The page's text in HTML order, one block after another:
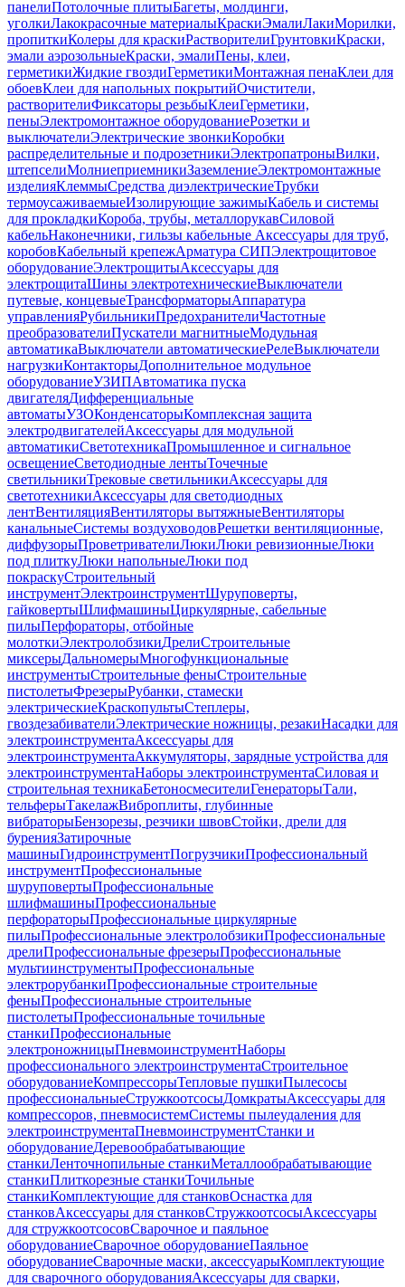
панелиПотолочные плитыБагеты, молдинги,
уголкиЛакокрасочные материалыКраскиЭмалиЛакиМорилки,
пропиткиКолеры для краскиРастворителиГрунтовкиКраски,
эмали аэрозольныеКраски, эмалиПены, клеи,
герметикиЖидкие гвоздиГерметикиМонтажная пенаКлеи для
обоевКлеи для напольных покрытийОчистители,
растворителиФиксаторы резьбыКлеиГерметики,
пеныЭлектромонтажное оборудованиеРозетки и
выключателиЭлектрические звонкиКоробки
распределительные и подрозетникиЭлектропатроныВилки,
штепселиМолниеприемникиЗаземлениеЭлектромонтажные
изделияКлеммыСредства диэлектрическиеТрубки
термоусаживаемыеИзолирующие зажимыКабель и системы
для прокладкиКороба, трубы, металлорукавСиловой
кабельНаконечники, гильзы кабельные Аксессуары для труб,
коробовКабельный крепежАрматура СИПЭлектрощитовое
оборудованиеЭлектрощитыАксессуары для
электрощитаШины электротехническиеВыключатели
путевые, концевыеТрансформаторыАппаратура
управленияРубильникиПредохранителиЧастотные
преобразователиПускатели магнитныеМодульная
автоматикаВыключатели автоматическиеРелеВыключатели
нагрузкиКонтакторыДополнительное модульное
оборудованиеУЗИПАвтоматика пуска
двигателяДифференциальные
автоматыУЗОКонденсаторыКомплексная защита
электродвигателейАксессуары для модульной
автоматикиСветотехникаПромышленное и сигнальное
освещениеСветодиодные лентыТочечные
светильникиТрековые светильникиАксессуары для
светотехникиАксессуары для светодиодных
лентВентиляцияВентиляторы вытяжныеВентиляторы
канальныеСистемы воздуховодовРешетки вентиляционные,
диффузорыПроветривателиЛюкиЛюки ревизионныеЛюки
под плиткуЛюки напольныеЛюки под
покраскуСтроительный
инструментЭлектроинструментШуруповерты,
гайковертыШлифмашиныЦиркулярные, сабельные
пилыПерфораторы, отбойные
молоткиЭлектролобзикиДрелиСтроительные
миксерыДальномерыМногофункциональные
инструментыСтроительные феныСтроительные
пистолетыФрезерыРубанки, стамески
электрическиеКраскопультыСтеплеры,
гвоздезабивателиЭлектрические ножницы, резакиНасадки для
электроинструментаАксессуары для
электроинструментаАккумуляторы, зарядные устройства для
электроинструментаНаборы электроинструментаСиловая и
строительная техникаБетоносмесителиГенераторыТали,
тельферыТакелажВиброплиты, глубинные
вибраторыБензорезы, резчики швовСтойки, дрели для
буренияЗатирочные
машиныГидроинструментПогрузчикиПрофессиональный
инструментПрофессиональные
шуруповертыПрофессиональные
шлифмашиныПрофессиональные
перфораторыПрофессиональные циркулярные
пилыПрофессиональные электролобзикиПрофессиональные
дрелиПрофессиональные фрезерыПрофессиональные
мультиинструментыПрофессиональные
электрорубанкиПрофессиональные строительные
феныПрофессиональные строительные
пистолетыПрофессиональные точильные
станкиПрофессиональные
электроножницыПневмоинструментНаборы
профессионального электроинструментаСтроительное
оборудованиеКомпрессорыТепловые пушкиПылесосы
профессиональныеСтружкоотсосыДомкратыАксессуары для
компрессоров, пневмосистемСистемы пылеудаления для
электроинструментаПневмоинструментСтанки и
оборудованиеДеревообрабатывающие
станкиЛенточнопильные станкиМеталлообрабатывающие
станкиПлиткорезные станкиТочильные
станкиКомплектующие для станковОснастка для
станковАксессуары для станковСтружкоотсосыАксессуары
для стружкоотсосовСварочное и паяльное
оборудованиеСварочное оборудованиеПаяльное
оборудованиеСварочные маски, аксессуарыКомплектующие
для сварочного оборудованияАксессуары для сварки,